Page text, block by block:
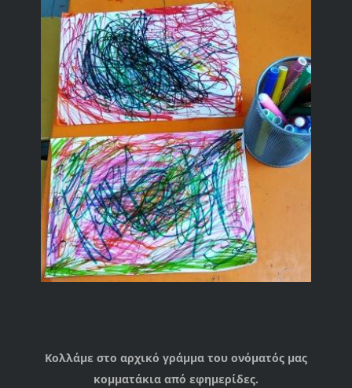
Κολλάμε στο αρχικό γράμμα του ονόματός μας
κομματάκια από εφημερίδες.